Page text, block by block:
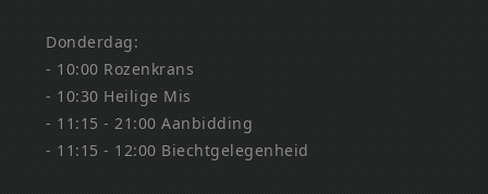
Donderdag:
- 10:00 Rozenkrans
- 10:30 Heilige Mis
- 11:15 - 21:00 Aanbidding
- 11:15 - 12:00 Biechtgelegenheid